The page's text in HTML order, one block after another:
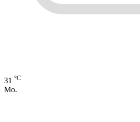
31 °C
Mo.